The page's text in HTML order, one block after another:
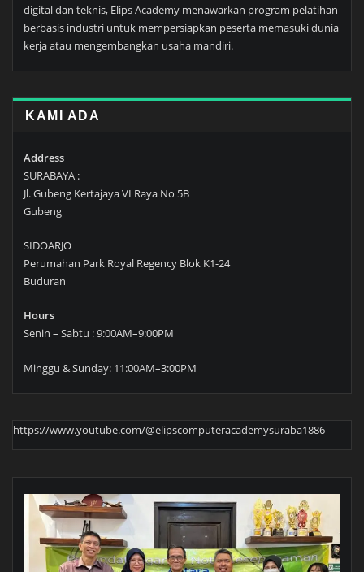
digital dan teknis, Elips Academy menawarkan program pelatihan
berbasis industri untuk mempersiapkan peserta memasuki dunia
kerja atau mengembangkan usaha mandiri.
KAMI ADA
Address
SURABAYA :
Jl. Gubeng Kertajaya VI Raya No 5B
Gubeng
SIDOARJO
Perumahan Park Royal Regency Blok K1-24
Buduran
Hours
Senin – Sabtu : 9:00AM–9:00PM
Minggu & Sunday: 11:00AM–3:00PM
https://www.youtube.com/@elipscomputeracademysuraba1886